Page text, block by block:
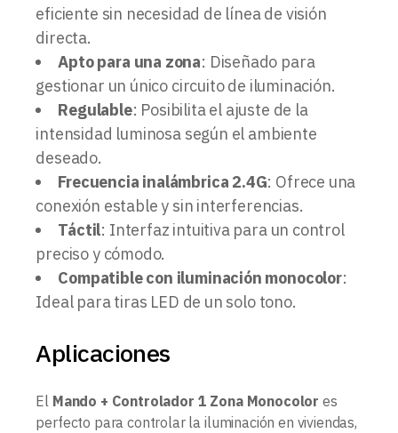
eficiente sin necesidad de línea de visión
directa.
Apto para una zona: Diseñado para
gestionar un único circuito de iluminación.
Regulable: Posibilita el ajuste de la
intensidad luminosa según el ambiente
deseado.
Frecuencia inalámbrica 2.4G: Ofrece una
conexión estable y sin interferencias.
Táctil: Interfaz intuitiva para un control
preciso y cómodo.
Compatible con iluminación monocolor:
Ideal para tiras LED de un solo tono.
Aplicaciones
El Mando + Controlador 1 Zona Monocolor es
perfecto para controlar la iluminación en viviendas,